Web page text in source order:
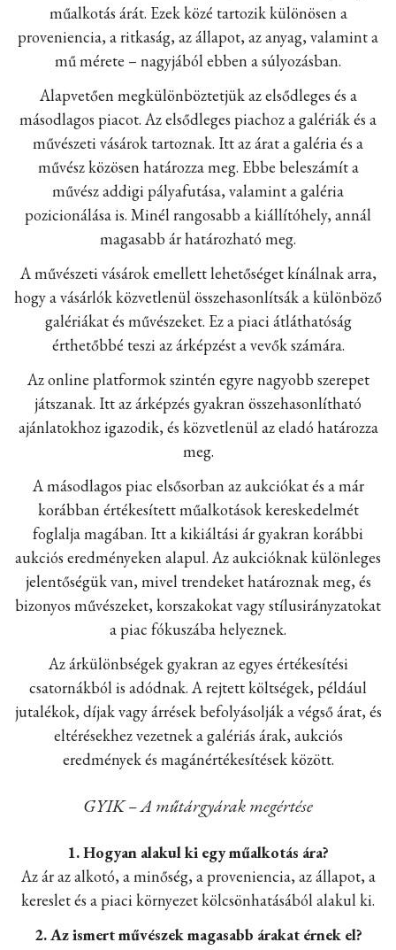
műalkotás árát. Ezek közé tartozik különösen a
proveniencia, a ritkaság, az állapot, az anyag, valamint a
mű mérete – nagyjából ebben a súlyozásban.
Alapvetően megkülönböztetjük az elsődleges és a
másodlagos piacot. Az elsődleges piachoz a galériák és a
művészeti vásárok tartoznak. Itt az árat a galéria és a
művész közösen határozza meg. Ebbe beleszámít a
művész addigi pályafutása, valamint a galéria
pozicionálása is. Minél rangosabb a kiállítóhely, annál
magasabb ár határozható meg.
A művészeti vásárok emellett lehetőséget kínálnak arra,
hogy a vásárlók közvetlenül összehasonlítsák a különböző
galériákat és művészeket. Ez a piaci átláthatóság
érthetőbbé teszi az árképzést a vevők számára.
Az online platformok szintén egyre nagyobb szerepet
játszanak. Itt az árképzés gyakran összehasonlítható
ajánlatokhoz igazodik, és közvetlenül az eladó határozza
meg.
A másodlagos piac elsősorban az aukciókat és a már
korábban értékesített műalkotások kereskedelmét
foglalja magában. Itt a kikiáltási ár gyakran korábbi
aukciós eredményeken alapul. Az aukcióknak különleges
jelentőségük van, mivel trendeket határoznak meg, és
bizonyos művészeket, korszakokat vagy stílusirányzatokat
a piac fókuszába helyeznek.
Az árkülönbségek gyakran az egyes értékesítési
csatornákból is adódnak. A rejtett költségek, például
jutalékok, díjak vagy árrések befolyásolják a végső árat, és
eltérésekhez vezetnek a galériás árak, aukciós
eredmények és magánértékesítések között.
GYIK – A műtárgyárak megértése
1. Hogyan alakul ki egy műalkotás ára?
Az ár az alkotó, a minőség, a proveniencia, az állapot, a
kereslet és a piaci környezet kölcsönhatásából alakul ki.
2. Az ismert művészek magasabb árakat érnek el?